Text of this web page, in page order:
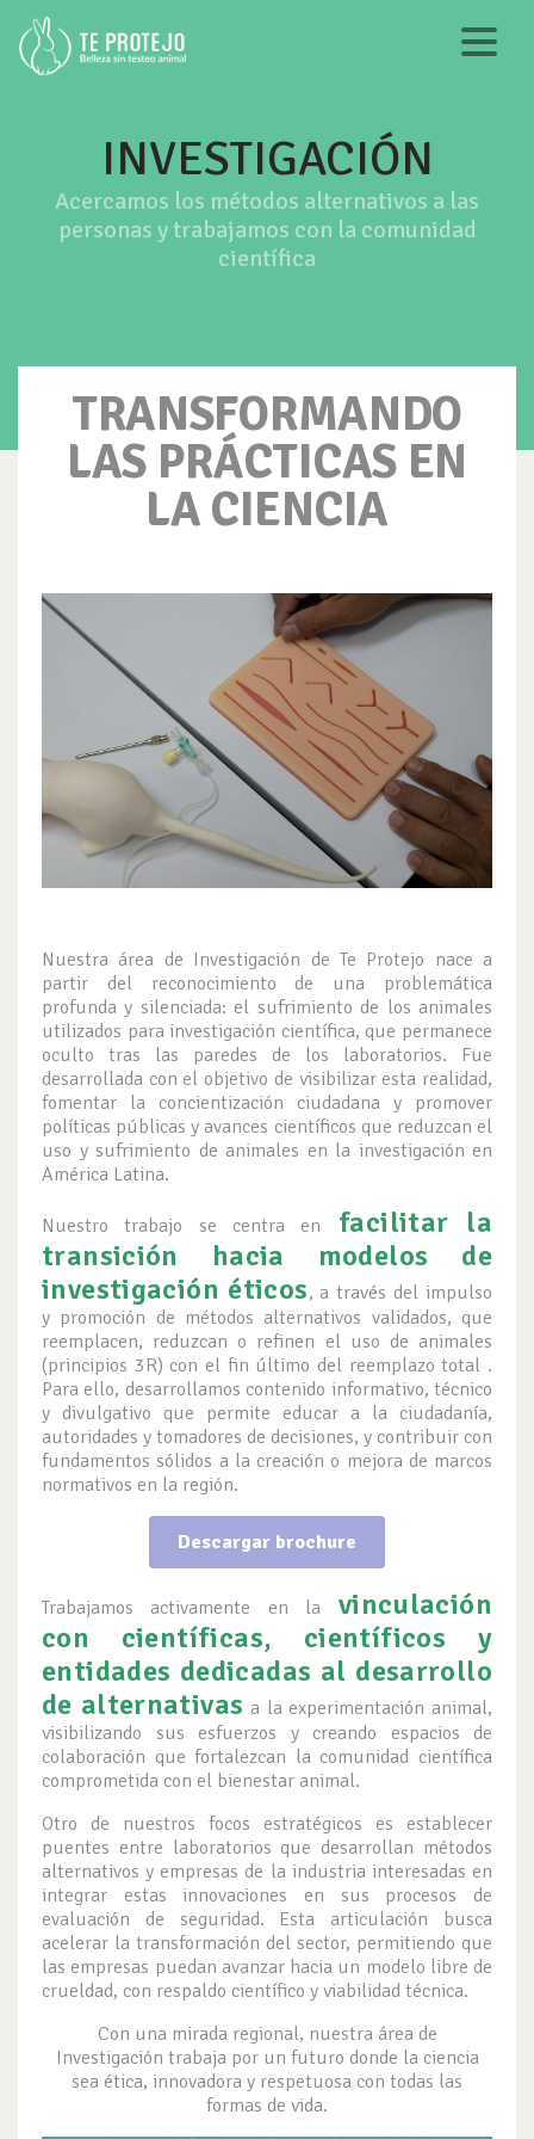
INVESTIGACIÓN
Acercamos los métodos alternativos a las
personas y trabajamos con la comunidad
científica
TRANSFORMANDO
LAS PRÁCTICAS EN
LA CIENCIA
Nuestra área de Investigación de Te Protejo nace a
partir del reconocimiento de una problemática
profunda y silenciada: el sufrimiento de los animales
utilizados para investigación científica, que permanece
oculto tras las paredes de los laboratorios. Fue
desarrollada con el objetivo de visibilizar esta realidad,
fomentar la concientización ciudadana y promover
políticas públicas y avances científicos que reduzcan el
uso y sufrimiento de animales en la investigación en
América Latina.
Nuestro trabajo se centra en
facilitar la
transición hacia modelos de
investigación éticos, a través del impulso
y promoción de métodos alternativos validados, que
reemplacen, reduzcan o refinen el uso de animales
(principios 3R) con el fin último del reemplazo total .
Para ello, desarrollamos contenido informativo, técnico
y divulgativo que permite educar a la ciudadanía,
autoridades y tomadores de decisiones, y contribuir con
fundamentos sólidos a la creación o mejora de marcos
normativos en la región.
Descargar brochure
Trabajamos activamente en la vinculación
con científicas, científicos y
entidades dedicadas al desarrollo
de alternativas a la experimentación animal,
visibilizando sus esfuerzos y creando espacios de
colaboración que fortalezcan la comunidad científica
comprometida con el bienestar animal.
Otro de nuestros focos estratégicos es establecer
puentes entre laboratorios que desarrollan métodos
alternativos y empresas de la industria interesadas en
integrar estas innovaciones en sus procesos de
evaluación de seguridad. Esta articulación busca
acelerar la transformación del sector, permitiendo que
las empresas puedan avanzar hacia un modelo libre de
crueldad, con respaldo científico y viabilidad técnica.
Con una mirada regional, nuestra área de
Investigación trabaja por un futuro donde la ciencia
sea ética, innovadora y respetuosa con todas las
formas de vida.